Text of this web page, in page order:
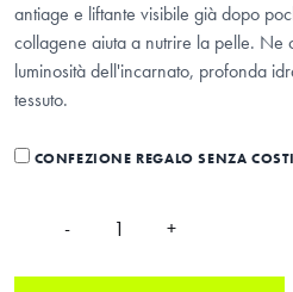
antiage e liftante visibile già dopo
collagene aiuta a nutrire la pelle. Ne
luminosità dell'incarnato, profonda
tessuto.
CONFEZIONE REGALO SENZA
- +